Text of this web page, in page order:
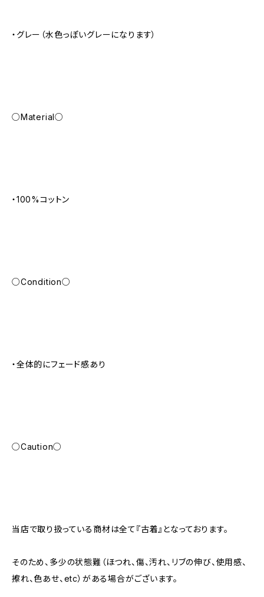
・グレー（水色っぽいグレーになります）
○Material○
・100%コットン
○Condition○
・全体的にフェード感あり
○Caution○
当店で取り扱っている商材は全て『古着』となっております。
そのため、多少の状態難（ほつれ、傷、汚れ、リブの伸び、使用感、
擦れ、色あせ、etc）がある場合がございます。